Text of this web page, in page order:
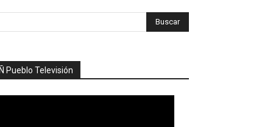
Ñ Pueblo Televisión